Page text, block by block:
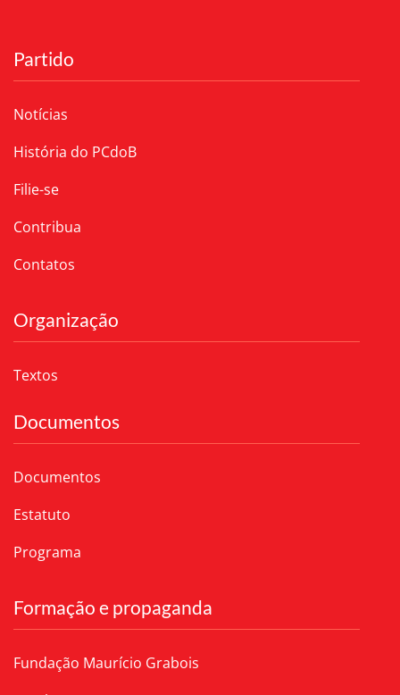
Partido
Notícias
História do PCdoB
Filie-se
Contribua
Contatos
Organização
Textos
Documentos
Documentos
Estatuto
Programa
Formação e propaganda
Fundação Maurício Grabois